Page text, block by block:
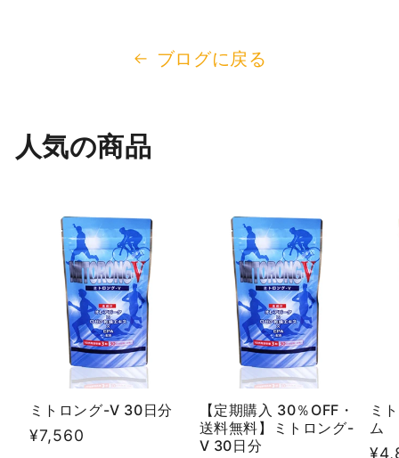
ブログに戻る
人気の商品
ミトロング-V 30日分
通
¥7,560
【定期購入 30％OFF・
送料無料】ミトロング-
V 30日分
ミ
ム
通